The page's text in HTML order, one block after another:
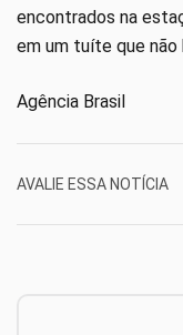
encontrados na
em um tuíte que não
Agência Brasil
AVALIE ESSA NOTÍCIA